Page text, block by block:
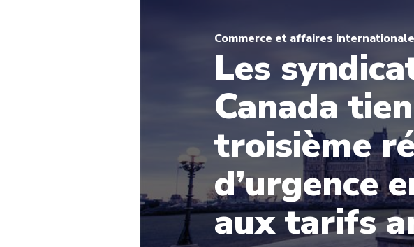
Commerce et affaires
Les
Canada
troisième
d’urgence
aux tarifs